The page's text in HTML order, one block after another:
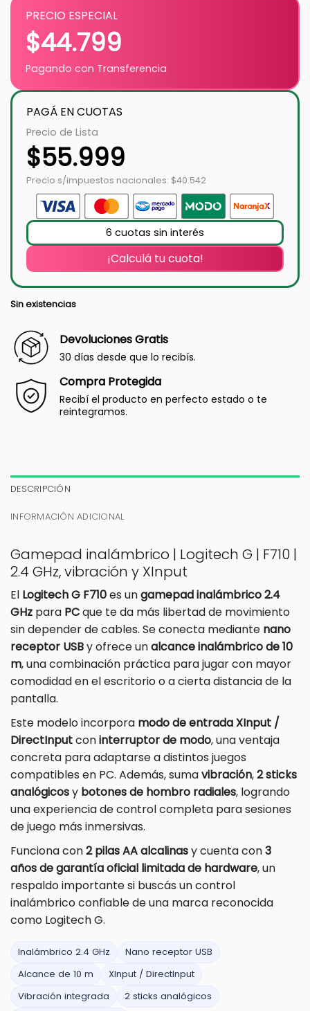
PRECIO ESPECIAL
$44.799
Pagando con Transferencia
PAGÁ EN CUOTAS
Precio de Lista
$55.999
Precio s/impuestos nacionales: $40.542
6 cuotas sin interés
¡Calculá tu cuota!
Sin existencias
Devoluciones Gratis
30 días desde que lo recibís.
Compra Protegida
Recibí el producto en perfecto estado o te
reintegramos.
DESCRIPCIÓN
INFORMACIÓN ADICIONAL
Gamepad inalámbrico | Logitech G | F710 |
2.4 GHz, vibración y XInput
El Logitech G F710es ungamepad inalámbrico 2.4
GHz para PCque te da más libertad de movimiento
sin depender de cables. Se conecta mediante nano
receptor USBy ofrece unalcance inalámbrico de 10
m, una combinación práctica para jugar con mayor
comodidad en el escritorio o a cierta distancia de la
pantalla.
Este modelo incorpora modo de entrada XInput /
DirectInputconinterruptor de modo, una ventaja
concreta para adaptarse a distintos juegos
compatibles en PC. Además, sumavibración,2 sticks
analógicosy botones de hombro radiales, logrando
una experiencia de control completa para sesiones
de juego más inmersivas.
Funciona con2 pilas AA alcalinasy cuenta con3
años de garantía oficial limitada de hardware, un
respaldo importante si buscás un control
inalámbrico confiable de una marca reconocida
como Logitech G.
Inalámbrico 2.4 GHz
Nano receptor USB
Alcance de 10 m
XInput / DirectInput
Vibración integrada
2 sticks analógicos